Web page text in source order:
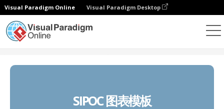
Visual Paradigm Online Visual Paradigm Desktop
SIPOC 图表模板